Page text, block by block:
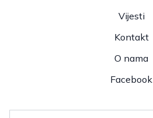
Vijesti
Kontakt
O nama
Facebook